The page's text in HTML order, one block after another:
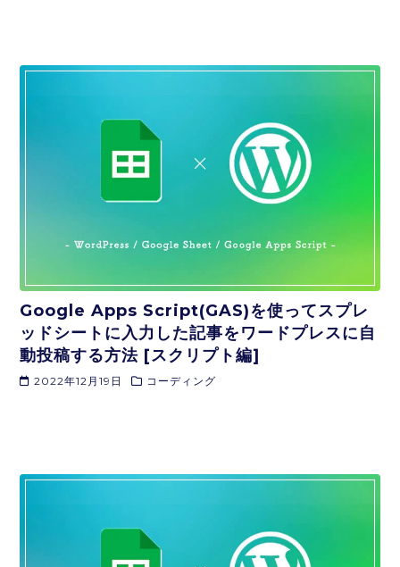
Google Apps Script(GAS)を使ってスプレ
ッドシートに入力した記事をワードプレスに自
動投稿する方法 [スクリプト編]
2022年12月19日 コーディング